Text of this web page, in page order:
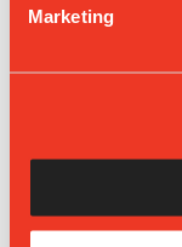
Marketing